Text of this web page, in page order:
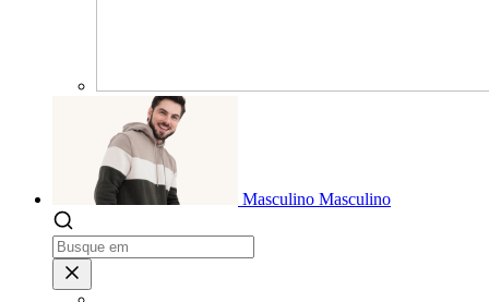
Masculino Masculino